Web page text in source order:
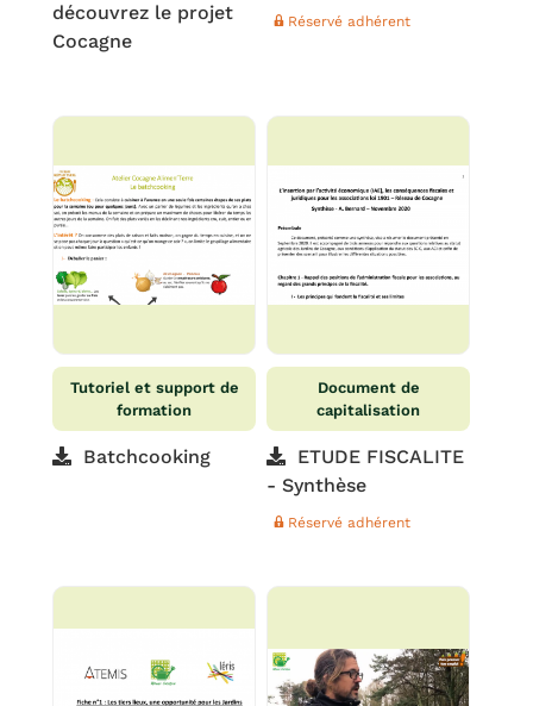
découvrez le projet
Cocagne
Réservé adhérent
Tutoriel et support de
formation
Batchcooking
Document de
capitalisation
ETUDE FISCALITE
- Synthèse
Réservé adhérent